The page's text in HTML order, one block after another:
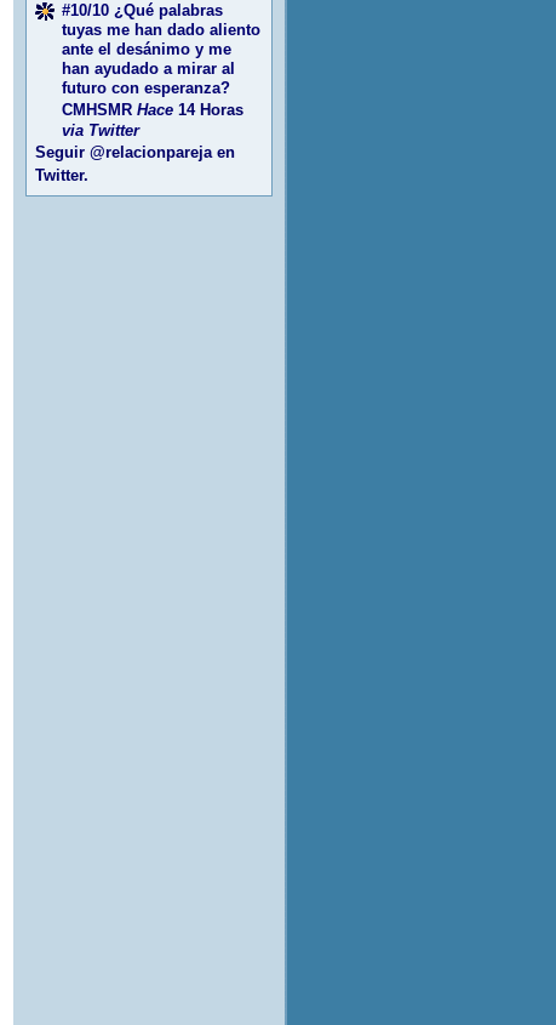
#10/10 ¿Qué palabras
tuyas me han dado aliento
ante el desánimo y me
han ayudado a mirar al
futuro con esperanza?
CMHSMR Hace 14 Horas
via Twitter
Seguir @relacionpareja en
Twitter.